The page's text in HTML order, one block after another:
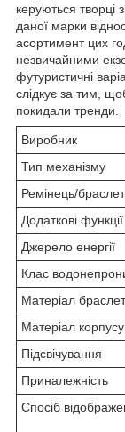
керуються творці
даної марки
асортимент цих
незвичайними
футуристичні
слідкує за тим,
покидали тренди.
Виробник
Тип механізму
Ремінець/браслет
Додаткові функції
Джерело енергії
Клас
Матеріал
Матеріал корпусу
Підсвічування
Приналежність
Спосіб